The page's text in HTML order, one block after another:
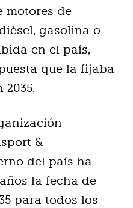
motores de
gasolina o
en el país,
que la fijaba
2035.
&
del país ha
la fecha de
para todos los